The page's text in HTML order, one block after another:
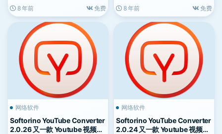
8 年前 免费 8 年前 免费
网络软件
Softorino YouTube Converter
2.0.26 又一款 Youtube 视频下
网络软件
Softorino YouTube Converter
2.0.24 又一款 Youtube 视频下